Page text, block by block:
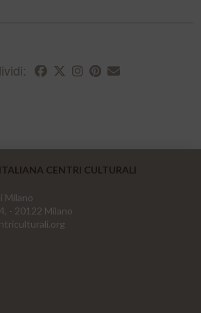
CENTRI CULTURALI
Milano
- 20122 Milano